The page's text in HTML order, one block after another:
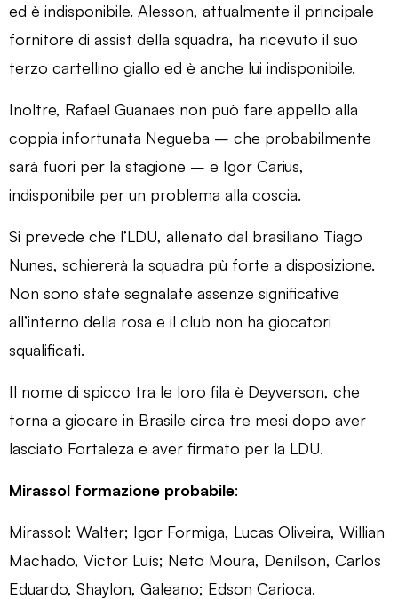
ed è indisponibile. Alesson, attualmente il principale
fornitore di assist della squadra, ha ricevuto il suo
terzo cartellino giallo ed è anche lui indisponibile.
Inoltre, Rafael Guanaes non può fare appello alla
coppia infortunata Negueba – che probabilmente
sarà fuori per la stagione – e Igor Carius,
indisponibile per un problema alla coscia.
Si prevede che l’LDU, allenato dal brasiliano Tiago
Nunes, schiererà la squadra più forte a disposizione.
Non sono state segnalate assenze significative
all’interno della rosa e il club non ha giocatori
squalificati.
Il nome di spicco tra le loro fila è Deyverson, che
torna a giocare in Brasile circa tre mesi dopo aver
lasciato Fortaleza e aver firmato per la LDU.
Mirassol formazione probabile:
Mirassol: Walter; Igor Formiga, Lucas Oliveira, Willian
Machado, Victor Luís; Neto Moura, Denílson, Carlos
Eduardo, Shaylon, Galeano; Edson Carioca.